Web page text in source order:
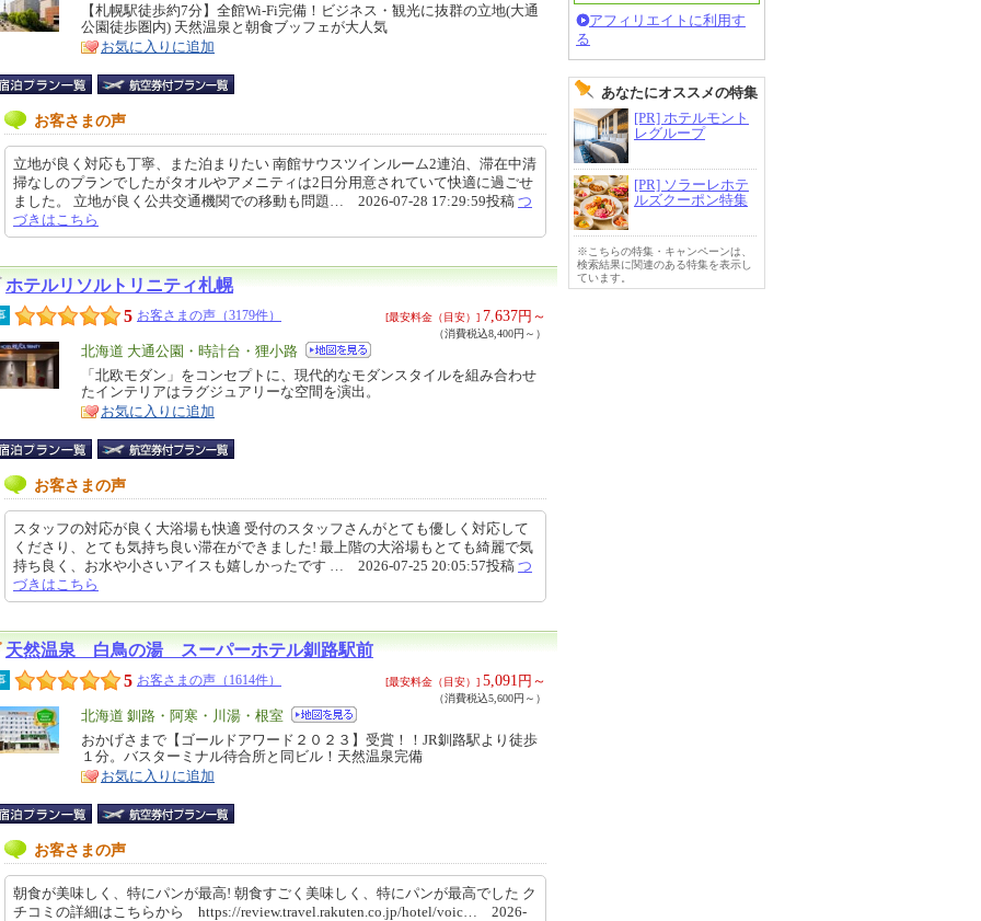
リ
ア
特
徴
【札幌駅徒歩約7分】全館Wi-Fi完備！ビジネス・観光に抜群の立地(大通
公園徒歩圏内) 天然温泉と朝食ブッフェが大人気
お気に入りに追加
お客さまの声
立地が良く対応も丁寧、また泊まりたい 南館サウスツインルーム2連泊、滞在中清
掃なしのプランでしたがタオルやアメニティは2日分用意されていて快適に過ごせ
ました。 立地が良く公共交通機関での移動も問題… 2026-07-28 17:29:59投稿 つ
づきはこちら
ホテルリソルトリニティ札幌
5 お客さまの声（3179件） [最安料金（目安）] 7,637円～
（消費税込8,400円～）
エ
リ
ア
北海道 大通公園・時計台・狸小路
特
徴
「北欧モダン」をコンセプトに、現代的なモダンスタイルを組み合わせ
たインテリアはラグジュアリーな空間を演出。
お気に入りに追加
お客さまの声
スタッフの対応が良く大浴場も快適 受付のスタッフさんがとても優しく対応して
くださり、とても気持ち良い滞在ができました! 最上階の大浴場もとても綺麗で気
持ち良く、お水や小さいアイスも嬉しかったです … 2026-07-25 20:05:57投稿 つ
づきはこちら
天然温泉 白鳥の湯 スーパーホテル釧路駅前
5 お客さまの声（1614件） [最安料金（目安）] 5,091 円～
（消費税込5,600円～）
エ
リ
ア
北海道 釧路・阿寒・川湯・根室
特
徴
おかげさまで【ゴールドアワード２０２３】受賞！！JR釧路駅より徒歩
１分。バスターミナル待合所と同ビル！天然温泉完備
お気に入りに追加
お客さまの声
朝食が美味しく、特にパンが最高! 朝食すごく美味しく、特にパンが最高でした ク
チコミの詳細はこちらから https://review.travel.rakuten.co.jp/hotel/voic… 2026-
アフィリエイトに利用す
る
あなたにオススメの特集
[PR] ホテルモント
レグループ
[PR] ソラーレホテ
ルズクーポン特集
※こちらの特集・キャンペーンは、
検索結果に関連のある特集を表示し
ています。